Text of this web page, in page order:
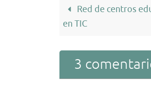
Red de centros
en TIC
3